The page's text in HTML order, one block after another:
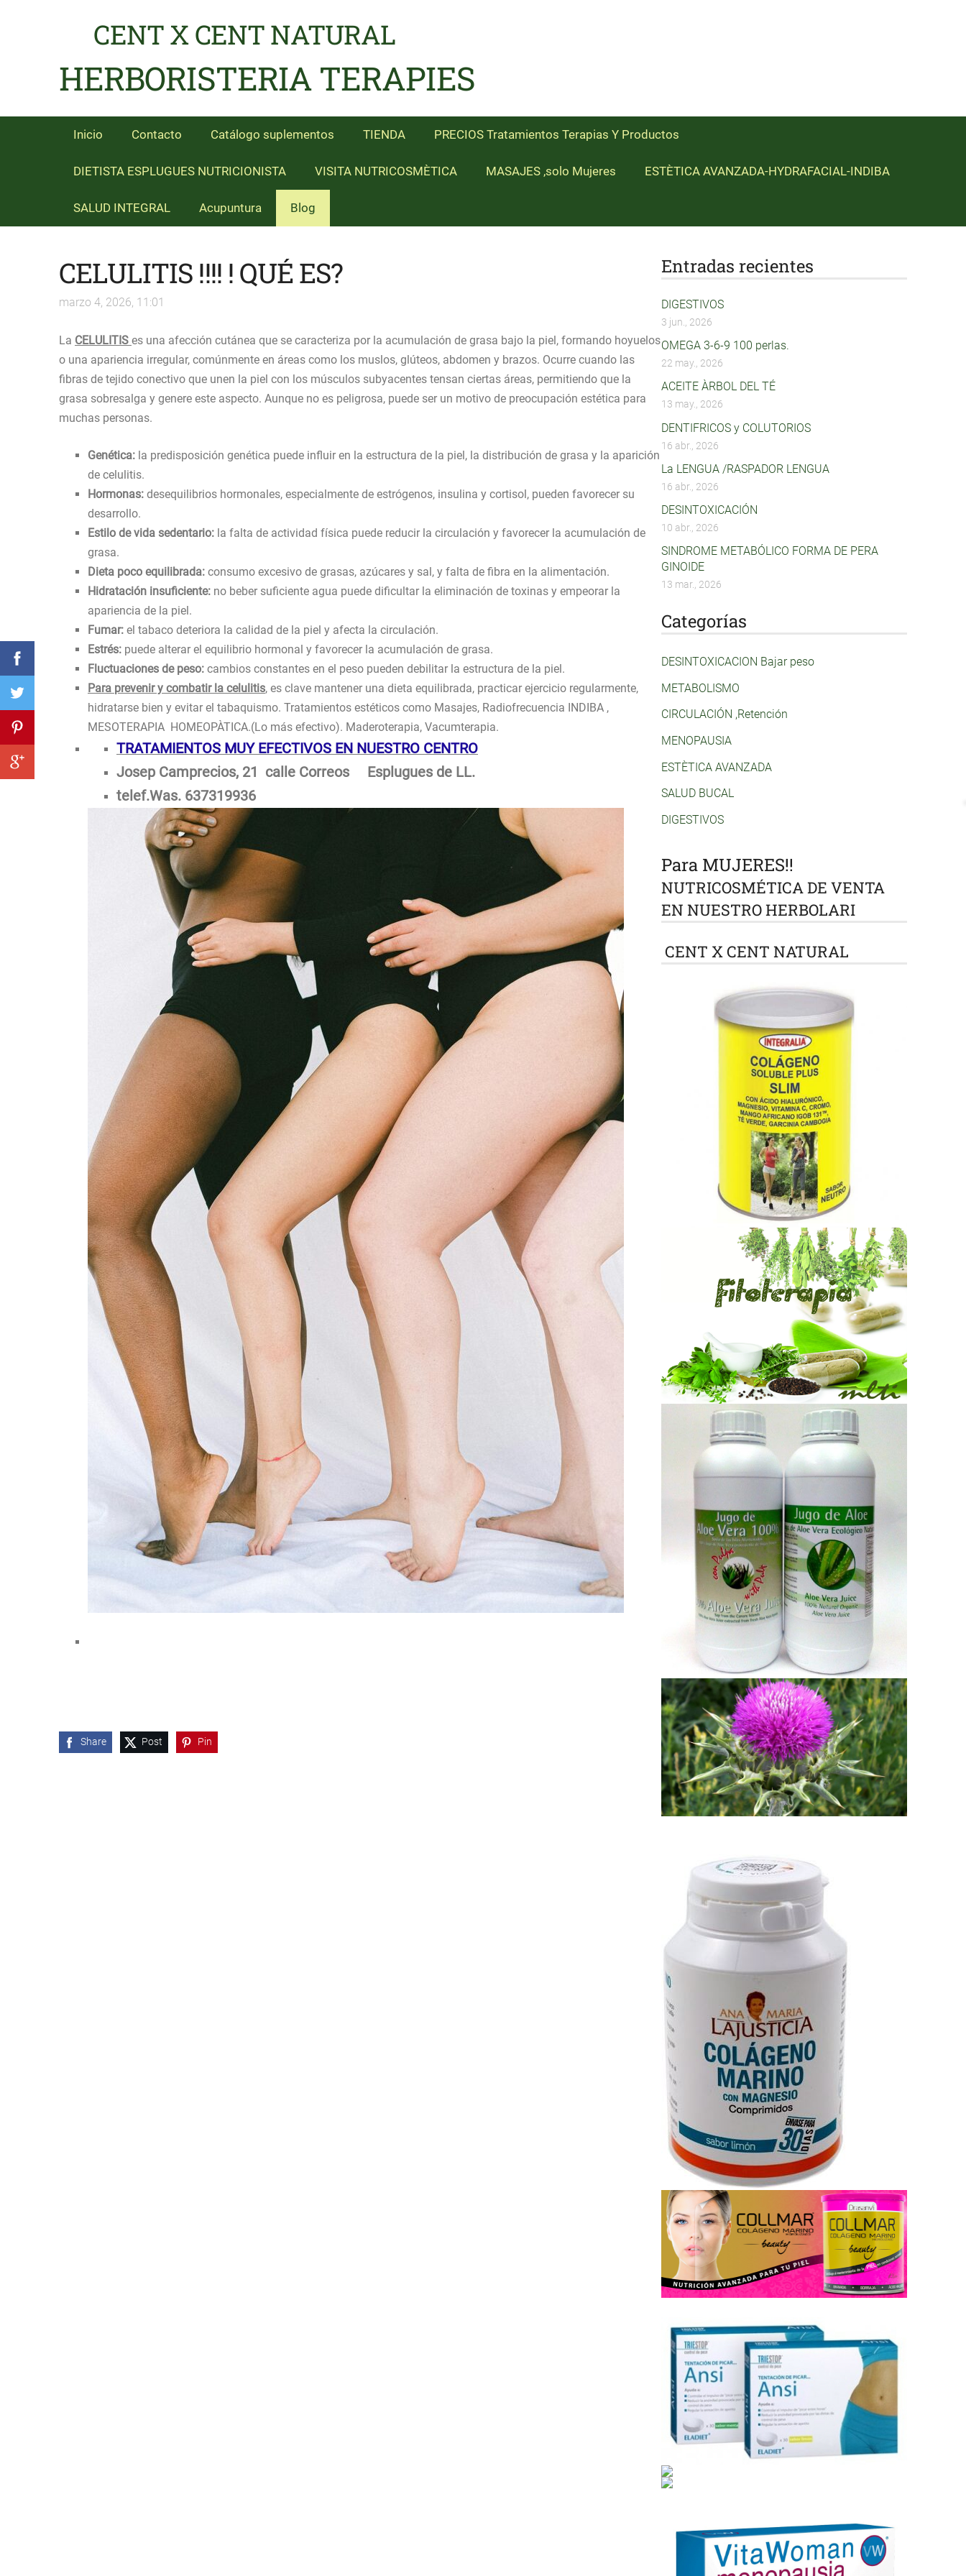
CENT X CENT NATURAL
HERBORISTERIA TERAPIES
Inicio Contacto Catálogo suplementos TIENDA PRECIOS Tratamientos Terapias Y Productos
DIETISTA ESPLUGUES NUTRICIONISTA VISITA NUTRICOSMÈTICA MASAJES ,solo Mujeres ESTÈTICA AVANZADA-HYDRAFACIAL-INDIBA
SALUD INTEGRAL Acupuntura Blog
Entradas recientes
DIGESTIVOS
3 jun., 2026
OMEGA 3-6-9 100 perlas.
22 may., 2026
ACEITE ÀRBOL DEL TÉ
13 may., 2026
DENTIFRICOS y COLUTORIOS
16 abr., 2026
La LENGUA /RASPADOR LENGUA
16 abr., 2026
DESINTOXICACIÓN
10 abr., 2026
SINDROME METABÓLICO FORMA DE PERA
GINOIDE
13 mar., 2026
Categorías
DESINTOXICACION Bajar peso
METABOLISMO
CIRCULACIÓN ,Retención
MENOPAUSIA
ESTÈTICA AVANZADA
SALUD BUCAL
DIGESTIVOS
Para MUJERES!!
NUTRICOSMÉTICA DE VENTA
EN NUESTRO HERBOLARI
CENT X CENT NATURAL
CELULITIS !!!! ! QUÉ ES?
marzo 4, 2026, 11:01
La CELULITIS es una afección cutánea que se caracteriza por la acumulación de grasa bajo la piel, formando hoyuelos
o una apariencia irregular, comúnmente en áreas como los muslos, glúteos, abdomen y brazos. Ocurre cuando las
fibras de tejido conectivo que unen la piel con los músculos subyacentes tensan ciertas áreas, permitiendo que la
grasa sobresalga y genere este aspecto. Aunque no es peligrosa, puede ser un motivo de preocupación estética para
muchas personas.
Genética: la predisposición genética puede influir en la estructura de la piel, la distribución de grasa y la aparición
de celulitis.
Hormonas: desequilibrios hormonales, especialmente de estrógenos, insulina y cortisol, pueden favorecer su
desarrollo.
Estilo de vida sedentario: la falta de actividad física puede reducir la circulación y favorecer la acumulación de
grasa.
Dieta poco equilibrada: consumo excesivo de grasas, azúcares y sal, y falta de fibra en la alimentación.
Hidratación insuficiente: no beber suficiente agua puede dificultar la eliminación de toxinas y empeorar la
apariencia de la piel.
Fumar: el tabaco deteriora la calidad de la piel y afecta la circulación.
Estrés: puede alterar el equilibrio hormonal y favorecer la acumulación de grasa.
Fluctuaciones de peso: cambios constantes en el peso pueden debilitar la estructura de la piel.
Para prevenir y combatir la celulitis, es clave mantener una dieta equilibrada, practicar ejercicio regularmente,
hidratarse bien y evitar el tabaquismo. Tratamientos estéticos como Masajes, Radiofrecuencia INDIBA ,
MESOTERAPIA HOMEOPÀTICA.(Lo más efectivo). Maderoterapia, Vacumterapia.
TRATAMIENTOS MUY EFECTIVOS EN NUESTRO CENTRO
Josep Camprecios, 21 calle Correos Esplugues de LL.
telef.Was. 637319936
Share Post Pin